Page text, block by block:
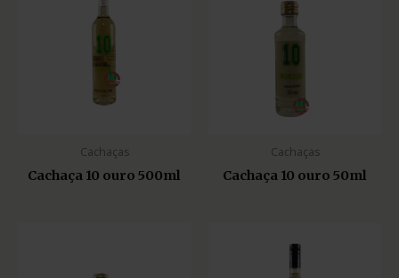
Cachaças
Cachaça 10 ouro 500ml
Cachaças
Cachaça 10 ouro 50ml